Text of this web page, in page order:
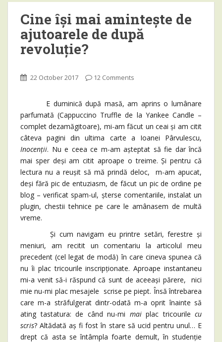
Cine își mai amintește de
ajutoarele de după
revoluție?
22 October 2017 12 Comments
E duminică după masă, am aprins o lumânare
parfumată (Cappuccino Truffle de la Yankee Candle –
complet dezamăgitoare), mi-am făcut un ceai și am citit
câteva pagini din ultima carte a Ioanei Pârvulescu,
Inocenții. Nu e ceea ce m-am așteptat să fie dar încă
mai sper deși am citit aproape o treime. Și pentru că
lectura nu a reușit să mă prindă deloc, m-am apucat,
deși fără pic de entuziasm, de făcut un pic de ordine pe
blog – verificat spam-ul, șterse comentariile, instalat un
plugin, chestii tehnice pe care le amânasem de multă
vreme.
Și cum navigam eu printre setări, ferestre și
meniuri, am recitit un comentariu la articolul meu
precedent (cel legat de modă) în care cineva spunea că
nu îi plac tricourile inscripționate. Aproape instantaneu
mi-a venit să-i răspund că sunt de aceeași părere, nici
mie nu-mi plac mesajele scrise pe piept. Însă întrebarea
care m-a străfulgerat dintr-odată m-a oprit înainte să
ating tastatura: de când nu-mi maiplac tricourile cu
scris? Altădată aș fi fost în stare să ucid pentru unul… E
drept că asta se întâmpla foarte demult, în studenție